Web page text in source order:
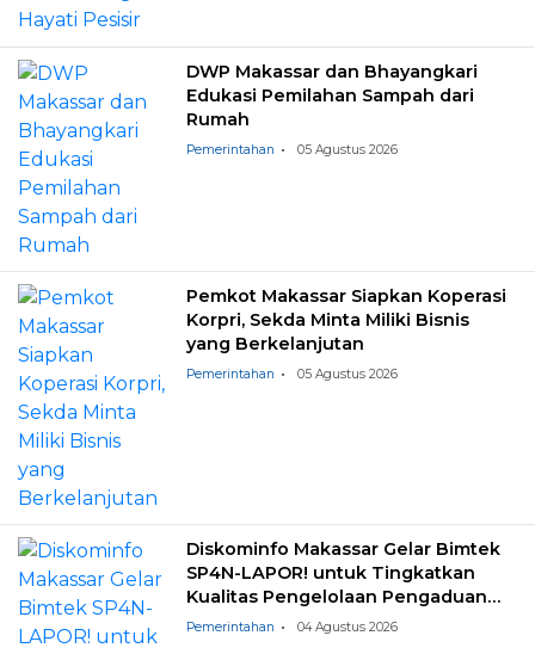
DWP Makassar dan Bhayangkari
Edukasi Pemilahan Sampah dari
Rumah
Pemerintahan 05 Agustus 2026
Pemkot Makassar Siapkan Koperasi
Korpri, Sekda Minta Miliki Bisnis
yang Berkelanjutan
Pemerintahan 05 Agustus 2026
Diskominfo Makassar Gelar Bimtek
SP4N-LAPOR! untuk Tingkatkan
Kualitas Pengelolaan Pengaduan
Masyarakat
Pemerintahan 04 Agustus 2026